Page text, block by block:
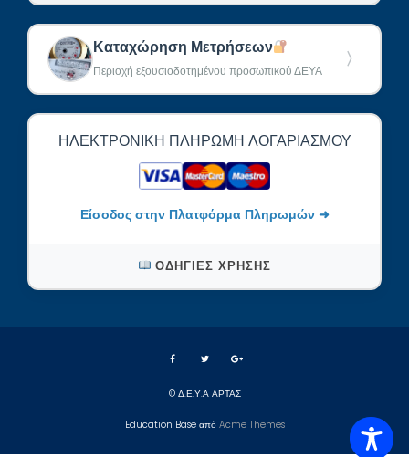
Καταχώρηση Μετρήσεων
Περιοχή εξουσιοδοτημένου προσωπικού ΔΕΥΑ
〉
ΗΛΕΚΤΡΟΝΙΚΉ ΠΛΗΡΩΜΉ ΛΟΓΑΡΙΑΣΜΟΎ
Είσοδος στην Πλατφόρμα Πληρωμών ➜
ΟΔΗΓΊΕΣ ΧΡΉΣΗΣ
© Δ.Ε.Υ.Α ΑΡΤΑΣ
Education Base από Acme Themes